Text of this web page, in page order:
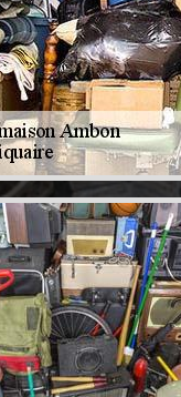
Brocanteur 79